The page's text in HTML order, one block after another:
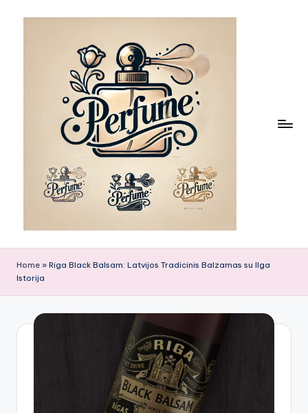
Home » Riga Black Balsam: Latvijos Tradicinis Balzamas su Ilga
Istorija